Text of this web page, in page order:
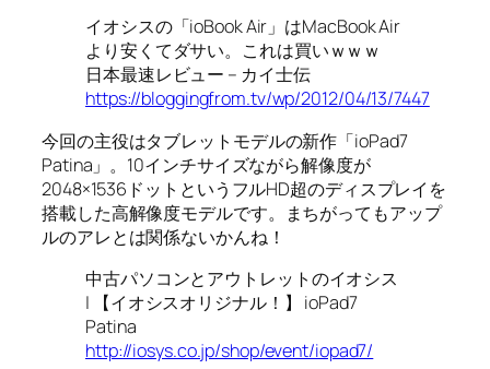
イオシスの「ioBook Air」はMacBook Air
より安くてダサい。これは買いｗｗｗ
日本最速レビュー – カイ士伝
https://bloggingfrom.tv/wp/2012/04/13/7447
今回の主役はタブレットモデルの新作「ioPad7
Patina」。10インチサイズながら解像度が
2048×1536ドットというフルHD超のディスプレイを
搭載した高解像度モデルです。まちがってもアップ
ルのアレとは関係ないかんね！
中古パソコンとアウトレットのイオシス
| 【イオシスオリジナル！】 ioPad7
Patina
http://iosys.co.jp/shop/event/iopad7/